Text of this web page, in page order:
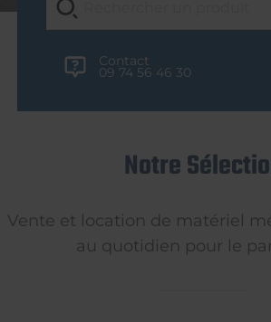
Contact
09 74 56 46 30
Notre
Vente et location de matériel
au quotidien pour le